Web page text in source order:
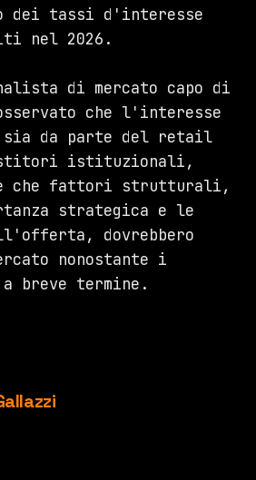
dei tassi d'interesse
nel 2026.
di mercato capo di
osservato che l'interesse
da parte del retail
istituzionali,
che fattori strutturali,
strategica e le
dovrebbero
nonostante i
breve termine.